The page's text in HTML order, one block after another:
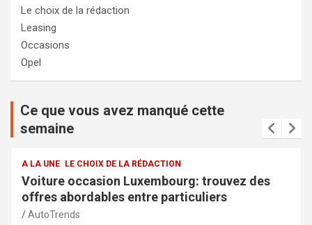
Le choix de la rédaction
Leasing
Occasions
Opel
Ce que vous avez manqué cette
semaine
A LA UNE LE CHOIX DE LA RÉDACTION
Services de la police municipale à Capellen :
sécurité et transparence pour la communauté
AutoTrends